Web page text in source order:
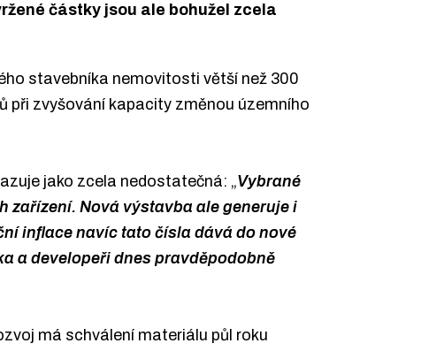
částky jsou ale bohužel zcela
stavebníka nemovitosti větší než 300
při zvyšování kapacity změnou územního
jako zcela nedostatečná: „Vybrané
zařízení. Nová výstavba ale generuje i
inflace navíc tato čísla dává do nové
a developeři dnes pravděpodobně
má schválení materiálu půl roku